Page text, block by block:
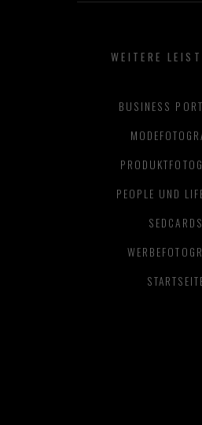
WEITERE
BUSINESS
PEOPLE UND
SEDCARDS